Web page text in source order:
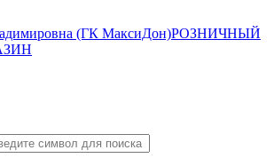
(ГК МаксиДон)РОЗНИЧНЫЙ